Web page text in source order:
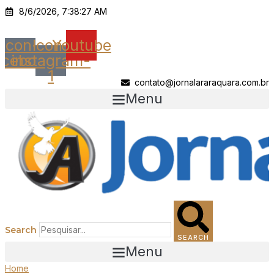
Ir
o
conteúdo
8/6/2026, 7:38:27 AM
Icon-Icon-
instagram-
1
Youtube
contato@jornalararaquara.com.br
Menu
Search
SEARCH
Menu
Home